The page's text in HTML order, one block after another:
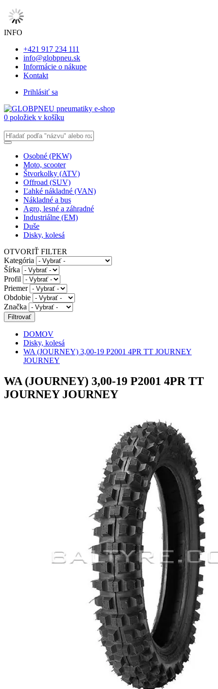
INFO
+421 917 234 111
info@globpneu.sk
Informácie o nákupe
Kontakt
Prihlásiť sa
0 položiek v košíku
Osobné (PKW)
Moto, scooter
Štvorkolky (ATV)
Offroad (SUV)
Ľahké nákladné (VAN)
Nákladné a bus
Agro, lesné a záhradné
Industriálne (EM)
Duše
Disky, kolesá
OTVORIŤ FILTER
Kategória
Šírka
Profil
Priemer
Obdobie
Značka
DOMOV
Disky, kolesá
WA (JOURNEY) 3,00-19 P2001 4PR TT JOURNEY
JOURNEY
WA (JOURNEY) 3,00-19 P2001 4PR TT
JOURNEY JOURNEY